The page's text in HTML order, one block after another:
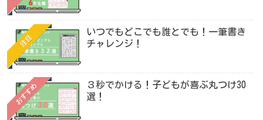
注目
いつでもどこでも誰とでも！一筆書き
チャレンジ！
おすすめ
３秒でかける！子どもが喜ぶ丸つけ30
選！